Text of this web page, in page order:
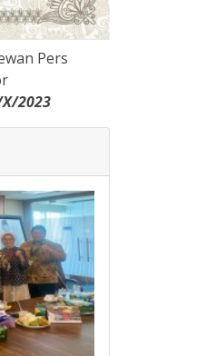
Pers
2023